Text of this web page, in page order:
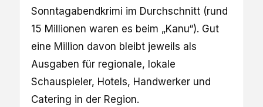
Sonntagabendkrimi im Durchschnitt (rund
15 Millionen waren es beim „Kanu“). Gut
eine Million davon bleibt jeweils als
Ausgaben für regionale, lokale
Schauspieler, Hotels, Handwerker und
Catering in der Region.